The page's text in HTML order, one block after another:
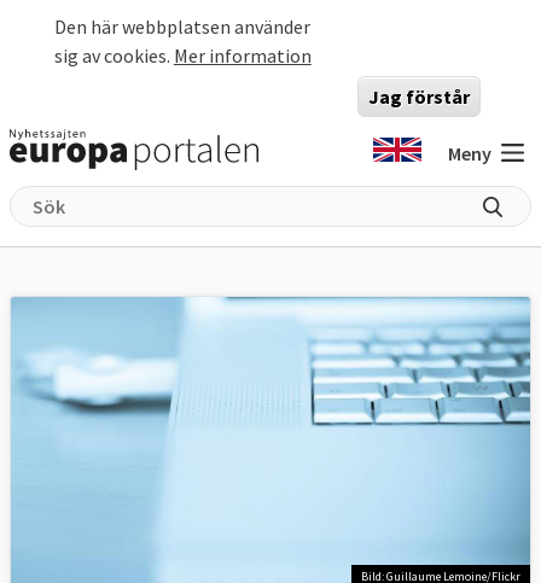
Den här webbplatsen använder
sig av cookies. Mer information
Jag förstår
Meny
Bild: Guillaume Lemoine/Flickr